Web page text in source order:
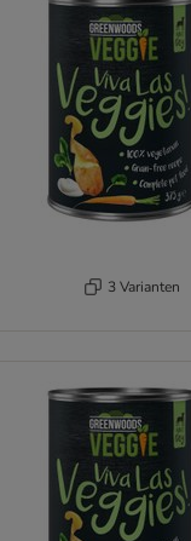
3 Varianten